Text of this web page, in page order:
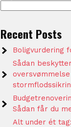
Recent Posts
Boligvurdering
Sådan
Sådan får du
Alt under ét